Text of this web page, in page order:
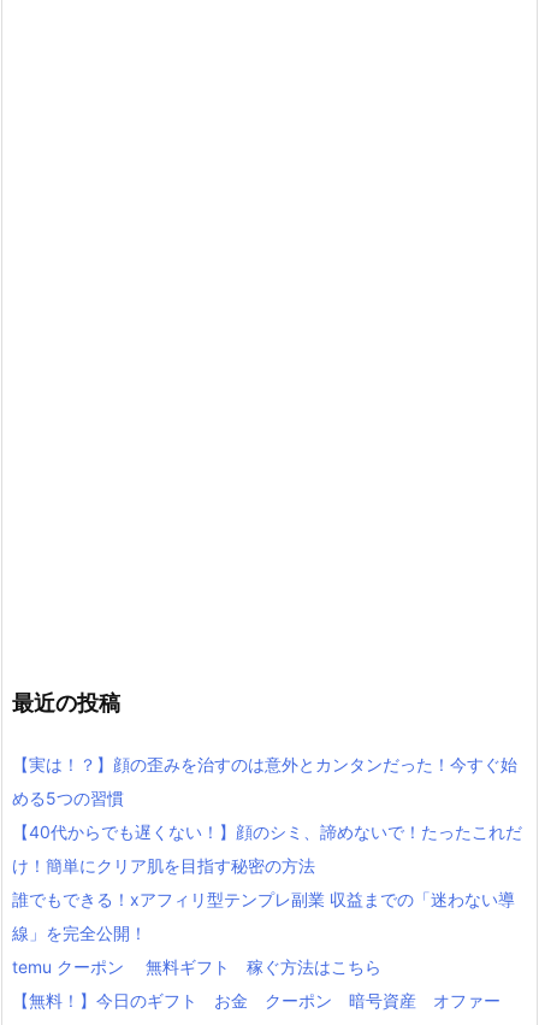
最近の投稿
【実は！？】顔の歪みを治すのは意外とカンタンだった！今すぐ始
める5つの習慣
【40代からでも遅くない！】顔のシミ、諦めないで！たったこれだ
け！簡単にクリア肌を目指す秘密の方法
誰でもできる！xアフィリ型テンプレ副業 収益までの「迷わない導
線」を完全公開！
temu クーポン 無料ギフト 稼ぐ方法はこちら
【無料！】今日のギフト お金 クーポン 暗号資産 オファー